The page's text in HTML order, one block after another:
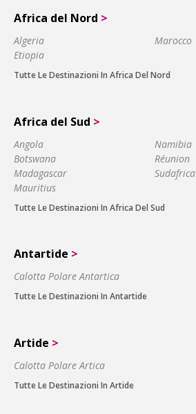
Africa del Nord >
Algeria
Etiopia
Marocco
Tutte Le Destinazioni In Africa Del Nord
Africa del Sud >
Angola
Botswana
Madagascar
Mauritius
Namibia
Réunion
Sudafrica
Tutte Le Destinazioni In Africa Del Sud
Antartide >
Calotta Polare Antartica
Tutte Le Destinazioni In Antartide
Artide >
Calotta Polare Artica
Tutte Le Destinazioni In Artide